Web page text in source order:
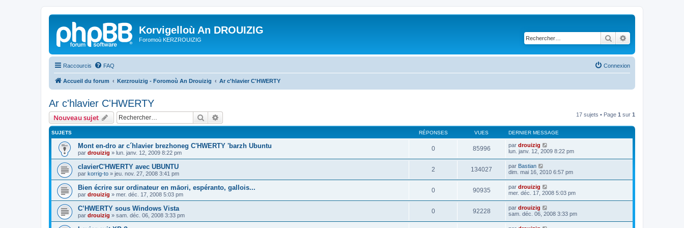
Korvigelloù An DROUIZIG
Foromoù KERZROUIZIG Rechercher
Raccourcis FAQ Connexion
Accueil du forum Kerzrouizig - Foromoù An Drouizig Ar c'hlavier C'HWERTY
Ar c'hlavier C'HWERTY
Nouveau sujet Rechercher 17 sujets • Page 1 sur 1
SUJETS RÉPONSES VUES DERNIER MESSAGE
Mont en-dro ar c´hlavier brezhoneg C'HWERTY 'barzh Ubuntu
par drouizig » lun. janv. 12, 2009 8:22 pm
0 85996 par drouizig
lun. janv. 12, 2009 8:22 pm
clavierC'HWERTY avec UBUNTU
par korrig-to » jeu. nov. 27, 2008 3:41 pm
2 134027 par Bastian
dim. mai 16, 2010 6:57 pm
Bien écrire sur ordinateur en māori, espéranto, gallois...
par drouizig » mer. déc. 17, 2008 5:03 pm
0 90935 par drouizig
mer. déc. 17, 2008 5:03 pm
C’HWERTY sous Windows Vista
par drouizig » sam. déc. 06, 2008 3:33 pm
0 92228 par drouizig
sam. déc. 06, 2008 3:33 pm